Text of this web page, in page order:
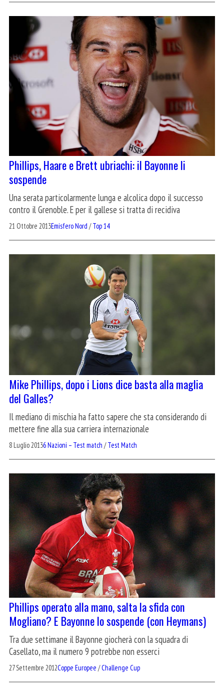
Phillips, Haare e Brett ubriachi: il Bayonne li
sospende
Una serata particolarmente lunga e alcolica dopo il successo
contro il Grenoble. E per il gallese si tratta di recidiva
21 Ottobre 2013Emisfero Nord /Top 14
Mike Phillips, dopo i Lions dice basta alla maglia
del Galles?
Il mediano di mischia ha fatto sapere che sta considerando di
mettere fine alla sua carriera internazionale
8 Luglio 20136 Nazioni – Test match /Test Match
Phillips operato alla mano, salta la sfida con
Mogliano? E Bayonne lo sospende (con Heymans)
Tra due settimane il Bayonne giocherà con la squadra di
Casellato, ma il numero 9 potrebbe non esserci
27 Settembre 2012Coppe Europee /Challenge Cup